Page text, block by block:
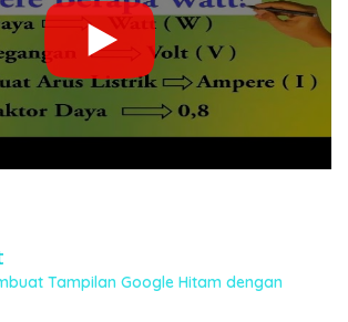
Tampilan Google Hitam dengan